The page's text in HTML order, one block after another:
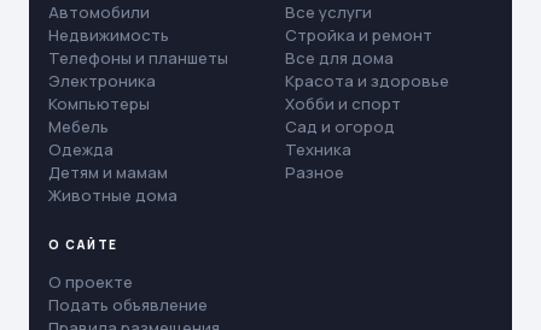
Автомобили
Недвижимость
Телефоны и планшеты
Электроника
Компьютеры
Мебель
Одежда
Детям и мамам
Животные дома
Все услуги
Стройка и ремонт
Все для дома
Красота и здоровье
Хобби и спорт
Сад и огород
Техника
Разное
О САЙТЕ
О проекте
Подать объявление